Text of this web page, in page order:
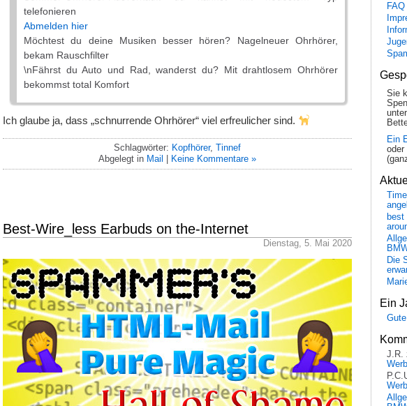
telefonieren
Abmelden hier
Möchtest du deine Musiken besser hören? Nagelneuer Ohrhörer,
bekam Rauschfilter
\nFährst du Auto und Rad, wanderst du? Mit drahtlosem Ohrhörer
bekommst total Komfort
Ich glaube ja, dass „schnurrende Ohrhörer“ viel erfreulicher sind.
Schlagwörter: Kopfhörer, Tinnef
Abgelegt in Mail Keine Kommentare »
Best-Wire_less Earbuds on the-Internet
Dienstag, 5. Mai 2020
FAQ
Sie
Ein
oder
Die
Ein
J.R.